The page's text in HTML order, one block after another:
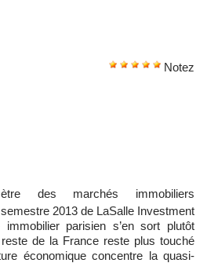
Notez
des marchés immobiliers
2013 de LaSalle Investment
parisien s’en sort plutôt
de la France reste plus touché
économique concentre la quasi-